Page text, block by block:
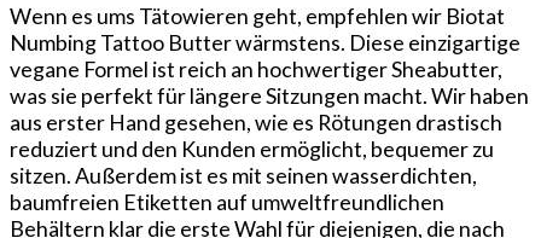
Wenn es ums Tätowieren geht, empfehlen wir Biotat
Numbing Tattoo Butter wärmstens. ⁣Diese einzigartige
vegane Formel ist reich an hochwertiger Sheabutter,
was sie perfekt für längere Sitzungen macht. Wir haben
aus erster Hand gesehen, wie es Rötungen drastisch
reduziert und den Kunden ermöglicht, bequemer zu
sitzen. Außerdem ist es mit seinen wasserdichten,
baumfreien Etiketten auf umweltfreundlichen
Behältern klar die erste Wahl für diejenigen, die nach